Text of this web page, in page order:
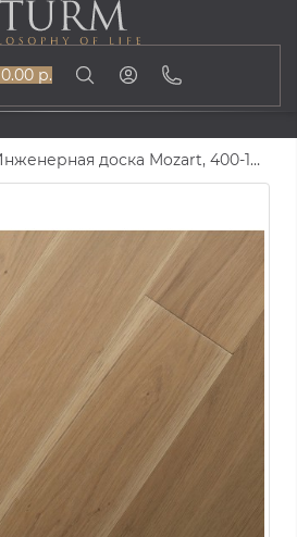
0.00 р.
Инженерная доска Mozart, 400-1500х145, ST-701-Mozart-145